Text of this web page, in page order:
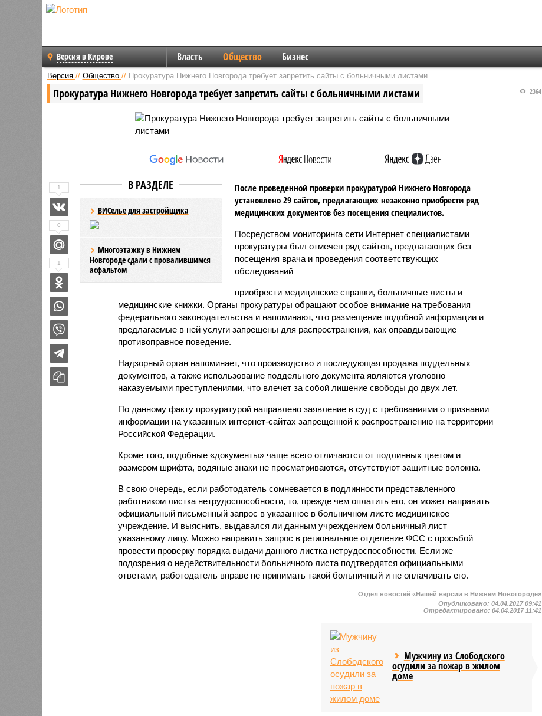
Версия в Кирове Власть Общество Бизнес
Версия // Общество // Прокуратура Нижнего Новгорода требует запретить сайты с больничными листами
Прокуратура Нижнего Новгорода требует запретить сайты с больничными листами 2364
В РАЗДЕЛЕ
ВИСелье для застройщика
Многоэтажку в Нижнем
Новгороде сдали с провалившимся
асфальтом
После проведенной проверки прокуратурой Нижнего Новгорода
установлено 29 сайтов, предлагающих незаконно приобрести ряд
медицинских документов без посещения специалистов.
Посредством мониторинга сети Интернет специалистами
прокуратуры был отмечен ряд сайтов, предлагающих без
посещения врача и проведения соответствующих
обследований
приобрести медицинские справки, больничные листы и
медицинские книжки. Органы прокуратуры обращают особое внимание на требования
федерального законодательства и напоминают, что размещение подобной информации и
предлагаемые в ней услуги запрещены для распространения, как оправдывающие
противоправное поведение.
Надзорный орган напоминает, что производство и последующая продажа поддельных
документов, а также использование поддельного документа являются уголовно
наказуемыми преступлениями, что влечет за собой лишение свободы до двух лет.
По данному факту прокуратурой направлено заявление в суд с требованиями о признании
информации на указанных интернет-сайтах запрещенной к распространению на территории
Российской Федерации.
Кроме того, подобные «документы» чаще всего отличаются от подлинных цветом и
размером шрифта, водяные знаки не просматриваются, отсутствуют защитные волокна.
В свою очередь, если работодатель сомневается в подлинности представленного
работником листка нетрудоспособности, то, прежде чем оплатить его, он может направить
официальный письменный запрос в указанное в больничном листе медицинское
учреждение. И выяснить, выдавался ли данным учреждением больничный лист
указанному лицу. Можно направить запрос в региональное отделение ФСС с просьбой
провести проверку порядка выдачи данного листка нетрудоспособности. Если же
подозрения о недействительности больничного листа подтвердятся официальными
ответами, работодатель вправе не принимать такой больничный и не оплачивать его.
1
0
1
Отдел новостей «Нашей версии в Нижнем Новогороде»
Опубликовано:04.04.2017 09:41
Отредактировано:04.04.2017 11:41
Мужчину из Слободского
осудили за пожар в жилом
доме